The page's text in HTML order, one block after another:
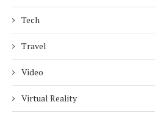
Tech
Travel
Video
Virtual Reality